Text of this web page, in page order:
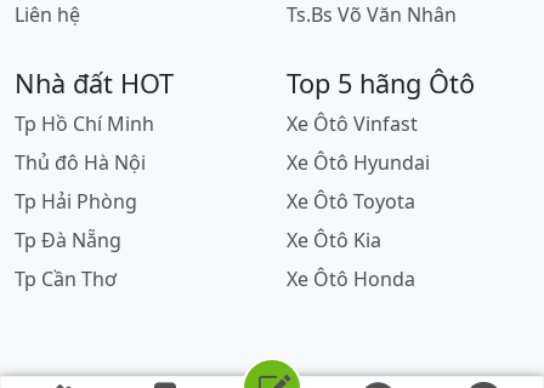
Liên hệ
Ts.Bs Võ Văn Nhân
Nhà đất HOT
Tp Hồ Chí Minh
Thủ đô Hà Nội
Tp Hải Phòng
Tp Đà Nẵng
Tp Cần Thơ
Top 5 hãng Ôtô
Xe Ôtô Vinfast
Xe Ôtô Hyundai
Xe Ôtô Toyota
Xe Ôtô Kia
Xe Ôtô Honda